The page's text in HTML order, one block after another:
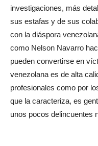
investigaciones, más
sus estafas y de sus
con la diáspora
como Nelson Navarro
pueden convertirse en
venezolana es de alta
profesionales como por
que la caracteriza, es
unos pocos delincuentes